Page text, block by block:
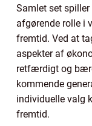
Samlet set
afgørende rolle i
fremtid. Ved at
aspekter af
retfærdigt og
kommende
individuelle valg
fremtid.